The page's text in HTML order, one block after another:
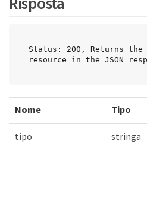
Status: 200, Returns the
resource in the JSON
Nome Tipo
tipo stringa